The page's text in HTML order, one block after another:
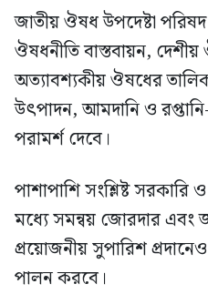
জাতীয় ঔষধ উপদেষ্টা
ঔষধনীতি বাস্তবায়ন,
অত্যাবশ্যকীয় ঔষধের
উৎপাদন, আমদানি ও
পরামর্শ দেবে।
পাশাপাশি সংশ্লিষ্ট সরকারি
মধ্যে সমন্বয় জোরদার এবং
প্রয়োজনীয় সুপারিশ
পালন করবে।